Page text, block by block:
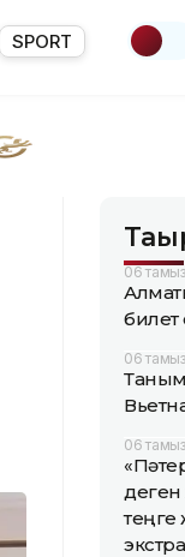
SPORT
06
билет
06
06
теңге